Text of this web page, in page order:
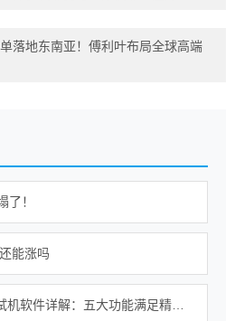
落地东南亚！傅利叶布局全球高端
了！
能涨吗